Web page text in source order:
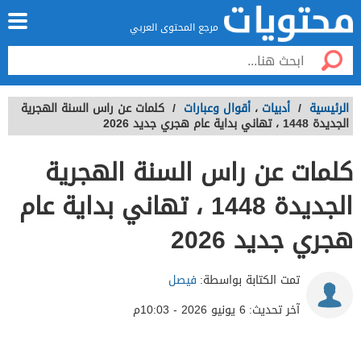
مرجع المحتوى العربي
الرئيسية / أدبيات ، أقوال وعبارات / كلمات عن راس السنة الهجرية
الجديدة 1448 ، تهاني بداية عام هجري جديد 2026
كلمات عن راس السنة الهجرية
الجديدة 1448 ، تهاني بداية عام
هجري جديد 2026
تمت الكتابة بواسطة: فيصل
آخر تحديث: 6 يونيو 2026 - 10:03م